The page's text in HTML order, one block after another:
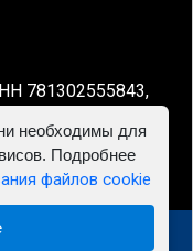
781302555843,
автомобиля -
необходимы для
Подробнее
файлов cookie